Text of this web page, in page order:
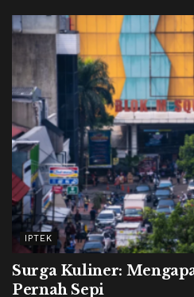
IPTEK
Surga Kuliner:
Pernah Sepi